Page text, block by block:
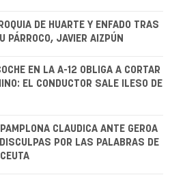
DE HUARTE Y ENFADO TRAS
PÁRROCO, JAVIER AIZPÚN
EN LA A-12 OBLIGA A CORTAR
EL CONDUCTOR SALE ILESO DE
CLAUDICA ANTE GEROA
POR LAS PALABRAS DE